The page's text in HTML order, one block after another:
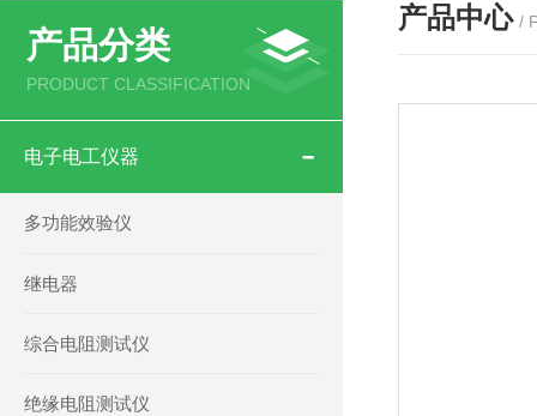
产品分类
PRODUCT CLASSIFICATION
电子电工仪器
多功能效验仪
继电器
综合电阻测试仪
绝缘电阻测试仪
产品中心 /